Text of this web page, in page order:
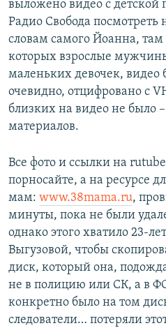
выложено видео с детской
Радио Свобода посмотреть
словам самого Йоанна,
которых взрослые
маленьких девочек, видео
очевидно, отцифровано с
близких на видео не было –
материалов.
Все фото и ссылки на
порносайте, а на ресурсе
мам: www.38mama.ru,
минуты, пока не были
однако этого хватило 23-
Выгузовой, чтобы
диск, который она,
не в полицию или СК, а в
конкретно было на том
следователи… потеряли